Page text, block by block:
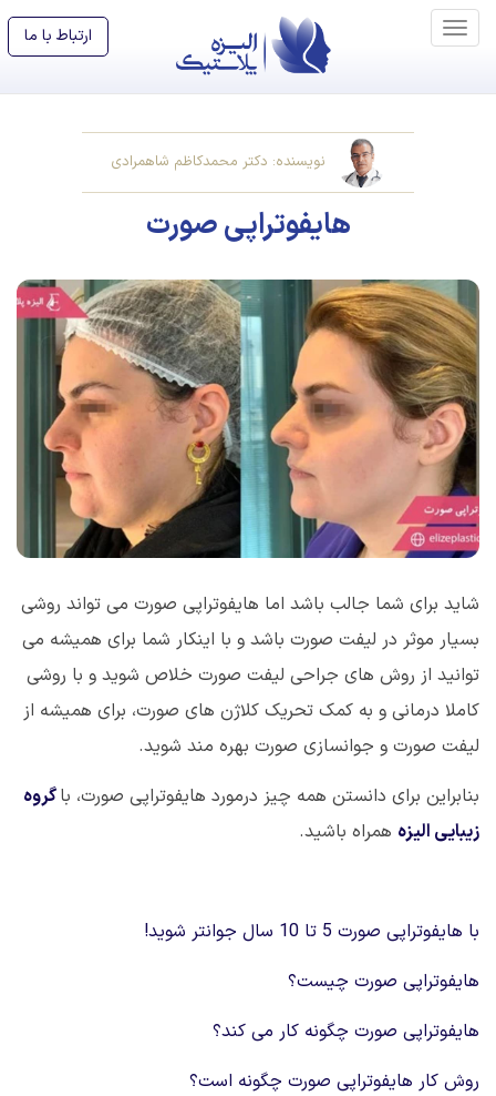
ارتباط با ما
نویسنده: دکتر محمدکاظم شاهمرادی
هایفوتراپی صورت
شاید برای شما جالب باشد اما هایفوتراپی صورت می تواند روشی
بسیار موثر در لیفت صورت باشد و با اینکار شما برای همیشه می
توانید از روش های جراحی لیفت صورت خلاص شوید و با روشی
کاملا درمانی و به کمک تحریک کلاژن های صورت، برای همیشه از
لیفت صورت و جوانسازی صورت بهره مند شوید.
بنابراین برای دانستن همه چیز درمورد هایفوتراپی صورت، باگروه
زیبایی الیزه همراه باشید.
با هایفوتراپی صورت 5 تا 10 سال جوانتر شوید!
هایفوتراپی صورت چیست؟
هایفوتراپی صورت چگونه کار می کند؟
روش کار هایفوتراپی صورت چگونه است؟